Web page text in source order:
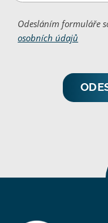
Odesláním formuláře
osobních údajů